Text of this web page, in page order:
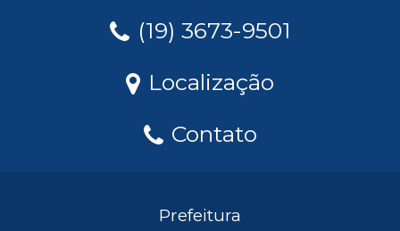
(19) 3673-9501
Localização
Contato
Prefeitura